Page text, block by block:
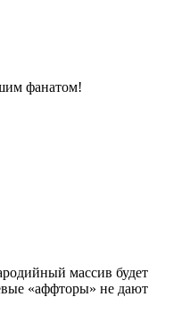
фанатом!
массив будет
«аффторы» не дают